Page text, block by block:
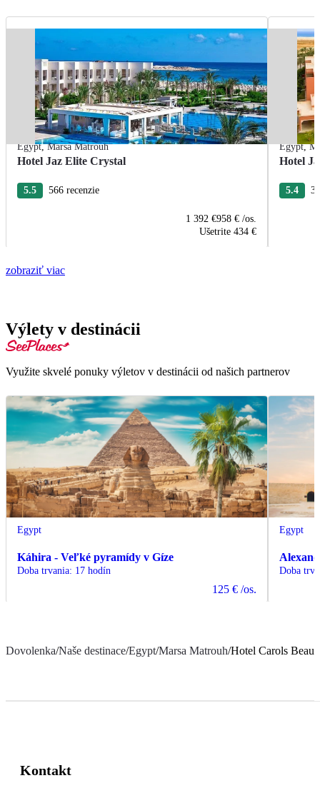
Egypt,Marsa Matrouh
Hotel Jaz Elite Crystal
5.5 566 recenzie
1 392 €958 € /os.
Ušetrite 434 €
Egypt,
Hotel
5.4
zobraziť viac
Výlety v destinácii
Využite skvelé ponuky výletov v destinácii od našich partnerov
Egypt
Káhira - Veľké pyramídy v Gíze
Doba trvania: 17 hodín
125 € /os.
Egypt
Doba
Dovolenka/Naše destinace/Egypt/Marsa Matrouh/Hotel Carols
Kontakt